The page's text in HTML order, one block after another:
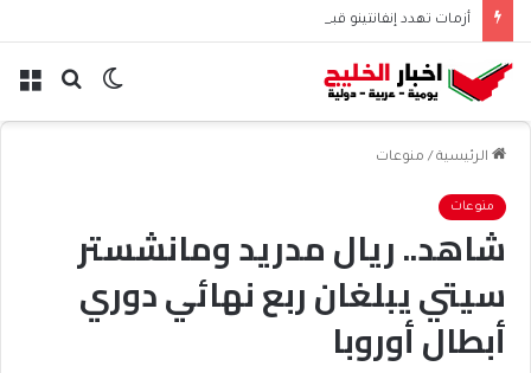
أزمات تهدد إنفانتينو قبل انتخابات الفيفا 2027
بحث الوضع
الرئيسية / منوعات
منوعات
شاهد.. ريال مدريد ومانشستر
سيتي يبلغان ربع نهائي دوري
أبطال أوروبا